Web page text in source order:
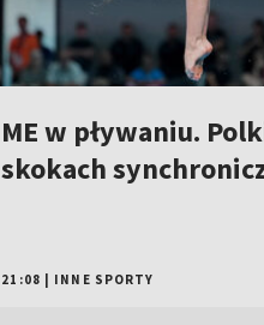
ME w pływaniu.
skokach
21:08 | INNE SPORTY